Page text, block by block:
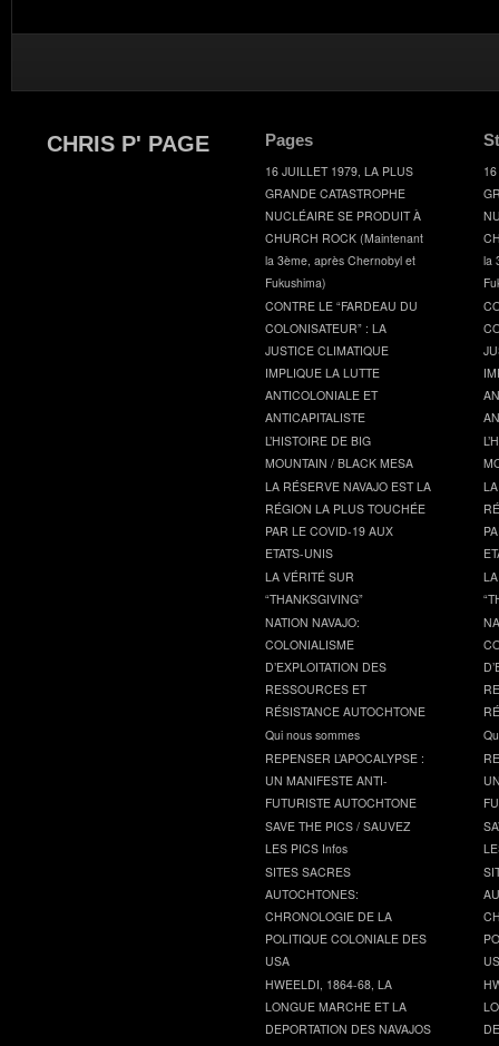
CHRIS P' PAGE Pages
16 JUILLET 1979, LA PLUS
GRANDE CATASTROPHE
NUCLÉAIRE SE PRODUIT À
CHURCH ROCK (Maintenant
la 3ème, après Chernobyl et
Fukushima)
CONTRE LE “FARDEAU DU
COLONISATEUR” : LA
JUSTICE CLIMATIQUE
IMPLIQUE LA LUTTE
ANTICOLONIALE ET
ANTICAPITALISTE
L’HISTOIRE DE BIG
MOUNTAIN / BLACK MESA
LA RÉSERVE NAVAJO EST LA
RÉGION LA PLUS TOUCHÉE
PAR LE COVID-19 AUX
ETATS-UNIS
LA VÉRITÉ SUR
“THANKSGIVING”
NATION NAVAJO:
COLONIALISME
D’EXPLOITATION DES
RESSOURCES ET
RÉSISTANCE AUTOCHTONE
Qui nous sommes
REPENSER L’APOCALYPSE :
UN MANIFESTE ANTI-
FUTURISTE AUTOCHTONE
SAVE THE PICS / SAUVEZ
LES PICS Infos
SITES SACRES
AUTOCHTONES:
CHRONOLOGIE DE LA
POLITIQUE COLONIALE DES
USA
HWEELDI, 1864-68, LA
LONGUE MARCHE ET LA
DEPORTATION DES NAVAJOS
la